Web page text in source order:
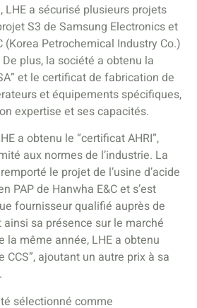
LHE a sécurisé plusieurs projets
S3 de Samsung Electronics et
(Korea Petrochemical Industry Co.)
plus, la société a obtenu la
et le certificat de fabrication de
et équipements spécifiques,
expertise et ses capacités.
a obtenu le “certificat AHRI”,
aux normes de l’industrie. La
le projet de l’usine d’acide
PAP de Hanwha E&C et s’est
fournisseur qualifié auprès de
ainsi sa présence sur le marché
la même année, LHE a obtenu
CCS”, ajoutant un autre prix à sa
sélectionné comme